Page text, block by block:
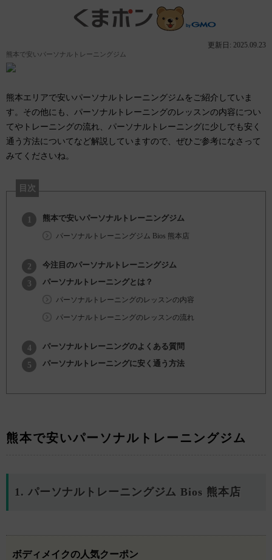
更新日: 2025.09.23
熊本で安いパーソナルトレーニングジム
熊本エリアで安いパーソナルトレーニングジムをご紹介していま
す。その他にも、パーソナルトレーニングのレッスンの内容につい
てやトレーニングの流れ、パーソナルトレーニングに少しでも安く
通う方法についてなど解説していますので、ぜひご参考になさって
みてくださいね。
目次
熊本で安いパーソナルトレーニングジム
パーソナルトレーニングジム Bios 熊本店
今注目のパーソナルトレーニングジム
パーソナルトレーニングとは？
パーソナルトレーニングのレッスンの内容
パーソナルトレーニングのレッスンの流れ
パーソナルトレーニングのよくある質問
パーソナルトレーニングに安く通う方法
熊本で安いパーソナルトレーニングジム
1. パーソナルトレーニングジム Bios 熊本店
ボディメイクの人気クーポン